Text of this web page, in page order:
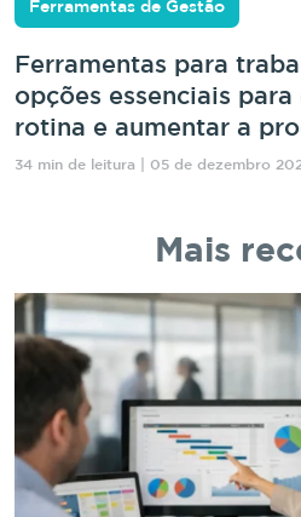
Ferramentas de Gestão
Ferramentas para
opções essenciais para
rotina e aumentar a
34 min de leitura | 05 de dezembro
Mais